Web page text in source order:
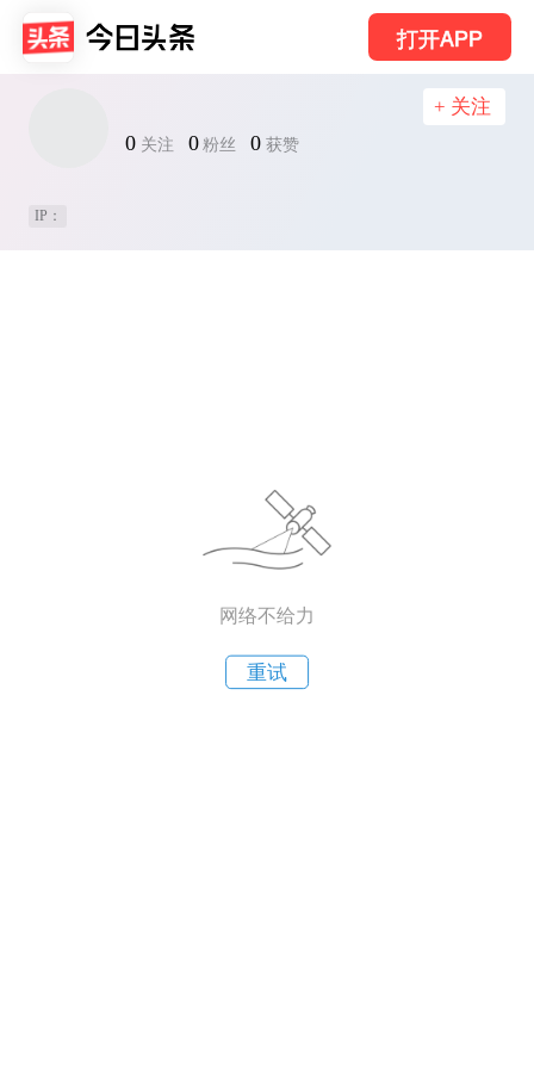
打开APP
0 关注 0 粉丝 0 获赞
+ 关注
IP：
网络不给力
重试